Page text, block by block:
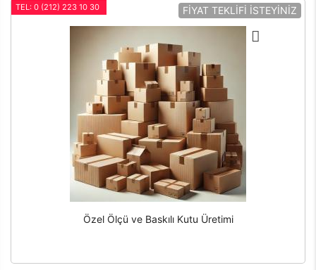
TEL: 0 (212) 223 10 30 FİYAT TEKLİFİ İSTEYİNİZ
Özel Ölçü ve Baskılı Kutu Üretimi